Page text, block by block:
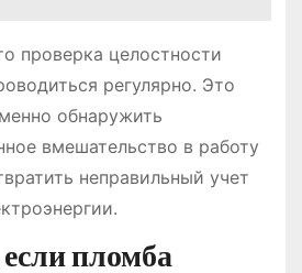
проверка целостности
регулярно. Это
обнаружить
вмешательство в работу
неправильный учет
пломба